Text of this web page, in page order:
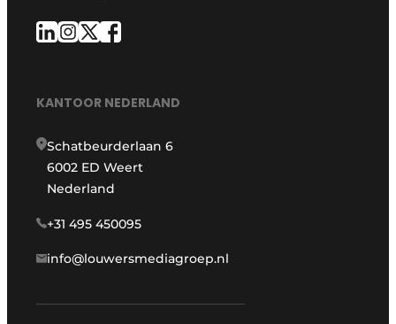
KANTOOR NEDERLAND
Schatbeurderlaan 6
6002 ED Weert
Nederland
+31 495 450095
info@louwersmediagroep.nl